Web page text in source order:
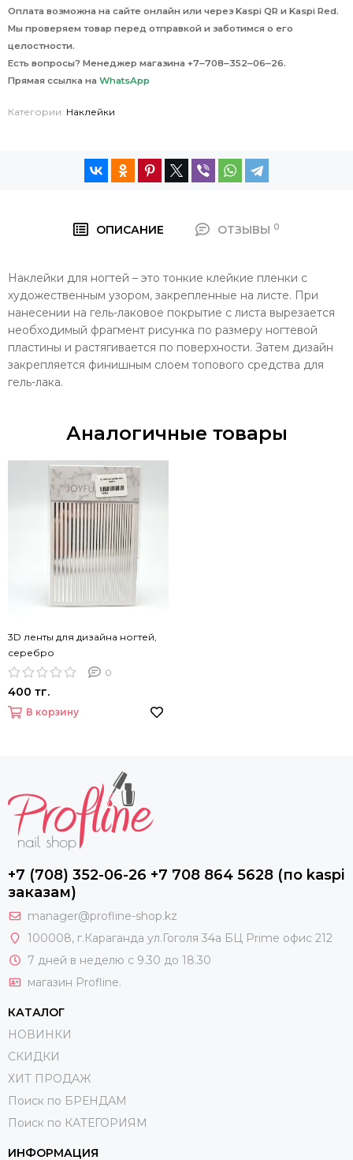
Оплата возможна на сайте онлайн или через Kaspi QR и Kaspi Red.
Мы проверяем товар перед отправкой и заботимся о его
целостности.
Есть вопросы? Менеджер магазина +7‒708‒352‒06‒26.
Прямая ссылка на WhatsApp
Категории: Наклейки
ОПИСАНИЕ ОТЗЫВЫ 0
Наклейки для ногтей – это тонкие клейкие пленки с
художественным узором, закрепленные на листе. При
нанесении на гель-лаковое покрытие с листа вырезается
необходимый фрагмент рисунка по размеру ногтевой
пластины и растягивается по поверхности. Затем дизайн
закрепляется финишным слоем топового средства для
гель-лака.
Аналогичные товары
3D ленты для дизайна ногтей,
серебро
0
400 тг.
В корзину
+7 (708) 352-06-26 +7 708 864 5628 (по kaspi
заказам)
manager@profline-shop.kz
100008, г.Караганда ул.Гоголя 34а БЦ Prime офис 212
7 дней в неделю с 9.30 до 18.30
магазин Profline.
КАТАЛОГ
НОВИНКИ
СКИДКИ
ХИТ ПРОДАЖ
Поиск по БРЕНДАМ
Поиск по КАТЕГОРИЯМ
ИНФОРМАЦИЯ